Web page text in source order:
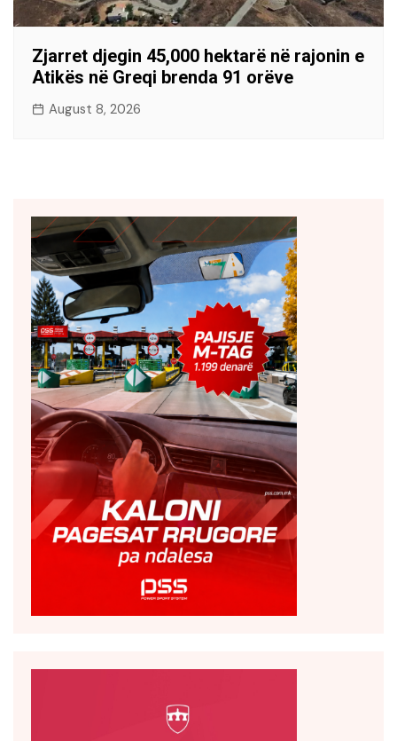
Zjarret djegin 45,000 hektarë në rajonin e
Atikës në Greqi brenda 91 orëve
August 8, 2026